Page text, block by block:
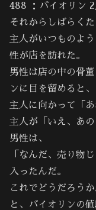
488 ：バイオリン
それからしばらくた
主人がいつものよ
性が店を訪れた。
男性は店の中の骨
ンに目を留めると、
主人に向かって「
主人が「いえ、あ
男性は、
「なんだ、売り物
入ったんだ。
これでどうだろう
と、バイオリンの